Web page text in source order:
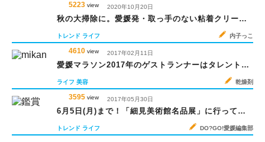
5223 view 2020年10月20日
秋の大掃除に。愛媛発・取っ手のない粘着クリーナ
トレンド ライフ 内子っこ
4610 view 2017年02月11日
愛媛マラソン2017年のゲストランナーはタレント・
ライフ 美容 乾燥剤
3595 view 2017年05月30日
6月5日(月)まで！「細見美術館名品展」に行ってみ
トレンド ライフ DO?GO!愛媛編集部